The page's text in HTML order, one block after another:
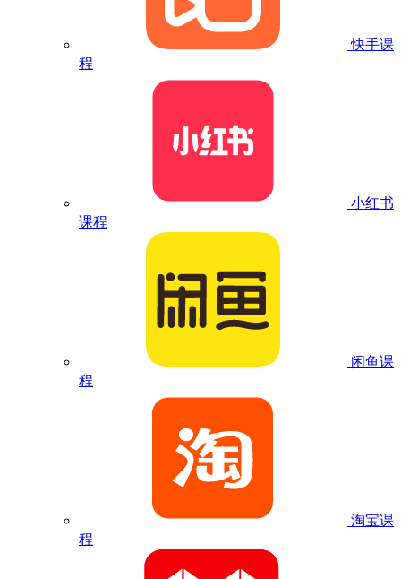
快手课
程
小红书
课程
闲鱼课
程
淘宝课
程